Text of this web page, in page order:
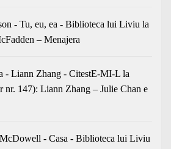
- Tu, eu, ea - Biblioteca lui Liviu la
– Menajera
- Liann Zhang - CitestE-MI-L la
nr. 147): Liann Zhang – Julie Chan e
- Casa - Biblioteca lui Liviu